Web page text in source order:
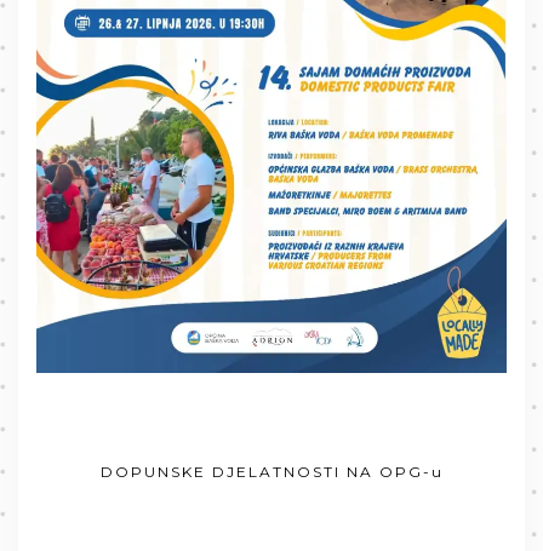
DOPUNSKE DJELATNOSTI NA OPG-u